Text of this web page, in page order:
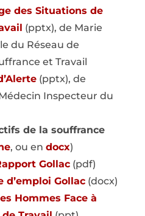
des Situations de
(pptx), de Marie
du Réseau de
et Travail
(pptx), de
Inspecteur du
de la souffrance
, ou en docx)
Gollac(pdf)
d’emploi Gollac(docx)
Hommes Face à